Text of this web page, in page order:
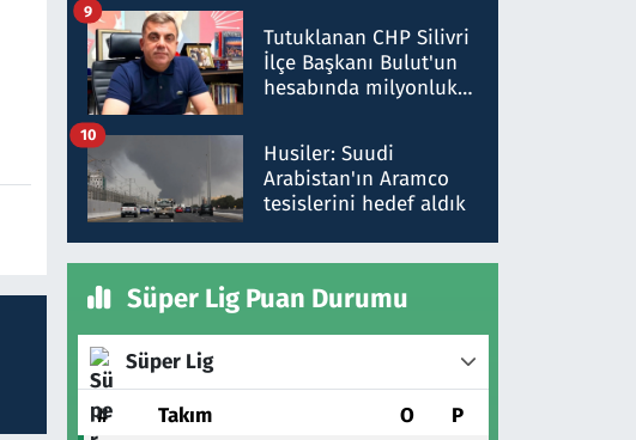
düşürüldüğü" iddiasını
yalanladı
Tutuklanan CHP Silivri
İlçe Başkanı Bulut'un
hesabında milyonluk
talimat verdi, ben
gönderdim
9
Husiler: Suudi
Arabistan'ın Aramco
tesislerini hedef aldık
10
Süper Lig Puan Durumu
Süper Lig
# Takım O P